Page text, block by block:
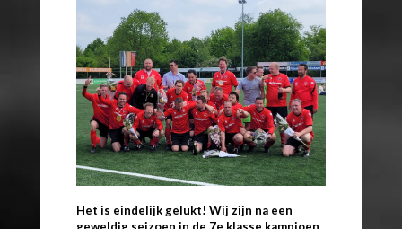
Het is eindelijk gelukt! Wij zijn na een